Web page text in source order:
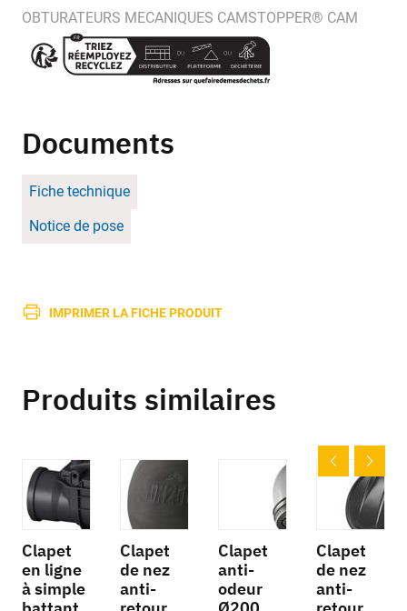
OBTURATEURS MECANIQUES CAMSTOPPER® CAM
Documents
Fiche technique
Notice de pose
IMPRIMER LA FICHE PRODUIT
Produits similaires
Clapet
en ligne
à simple
Clapet
de nez
anti-
Clapet
anti-
odeur
Clapet
de nez
anti-